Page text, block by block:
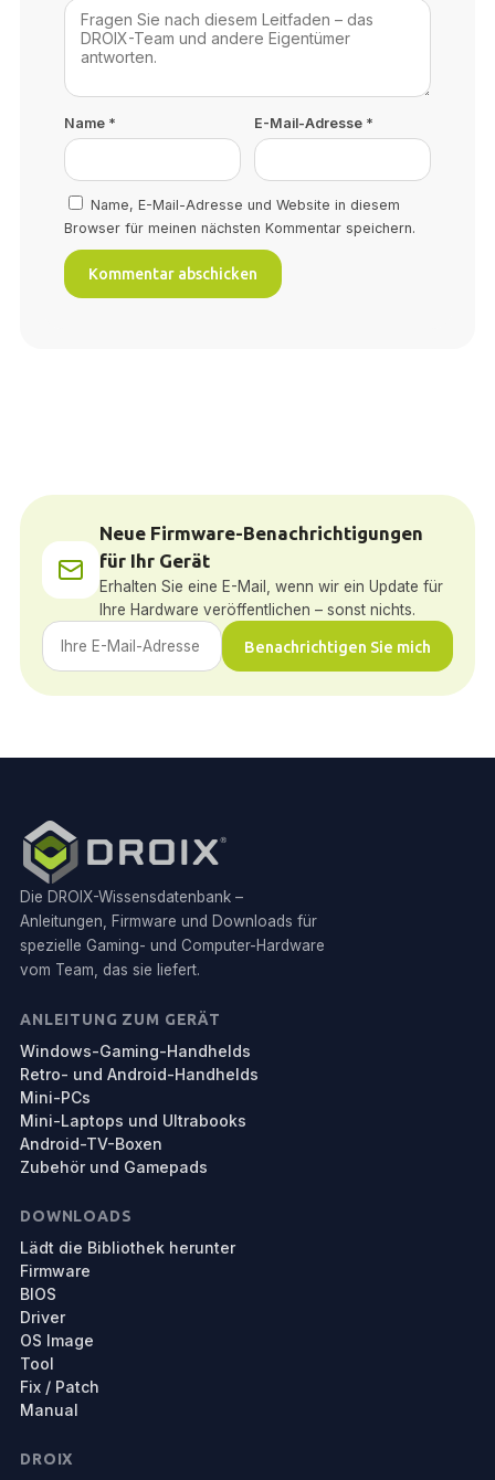
Name * E-Mail-Adresse *
Name, E-Mail-Adresse und Website in diesem
Browser für meinen nächsten Kommentar speichern.
Neue Firmware-Benachrichtigungen
für Ihr Gerät
Erhalten Sie eine E-Mail, wenn wir ein Update für
Ihre Hardware veröffentlichen – sonst nichts.
Benachrichtigen Sie mich
Die DROIX-Wissensdatenbank –
Anleitungen, Firmware und Downloads für
spezielle Gaming- und Computer-Hardware
vom Team, das sie liefert.
ANLEITUNG ZUM GERÄT
Windows-Gaming-Handhelds
Retro- und Android-Handhelds
Mini-PCs
Mini-Laptops und Ultrabooks
Android-TV-Boxen
Zubehör und Gamepads
DOWNLOADS
Lädt die Bibliothek herunter
Firmware
BIOS
Driver
OS Image
Tool
Fix / Patch
Manual
DROIX